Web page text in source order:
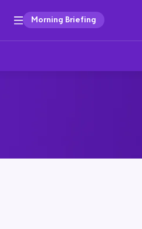
Morning Briefing